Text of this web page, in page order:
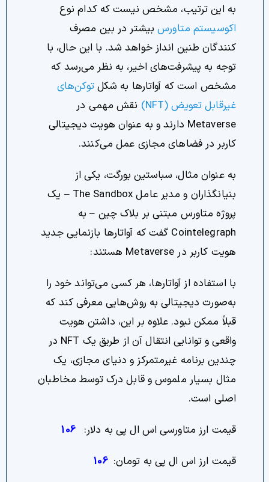
به این ترتیب، مشخص نیست که کدام نوع
اکوسیستم متاورسبیشتر در بین مصرف
کنندگان طنین انداز خواهد شد. با این حال، با
توجه به پیشرفت‌های اخیر، به نظر می‌رسد که
مشخص است که آواتارها به شکلتوکن‌های
غیرقابل تعویض (NFT)
نقش مهمی در
Metaverse دارند و به عنوان هویت دیجیتالی
کاربر در فضاهای مجازی عمل می‌کنند.
به عنوان مثال، سباستین بورگت، یکی از
بنیانگذاران و مدیر عامل The Sandbox – یک
پروژه متاورس مبتنی بر بلاک چین – به
Cointelegraph گفت که آواتارها بازنمایی جدید
هویت کاربر در Metaverse هستند:
با استفاده از آواتارها، هر کسی می‌تواند خود را
به‌صورت دیجیتالی به روش‌هایی معرفی کند که
قبلاً ممکن نبود. علاوه بر این، داشتن هویت
واقعی و توانایی انتقال آن از طریق یک NFT در
چندین برنامه غیرمتمرکز و دنیای مجازی، یک
مثال بسیار ملموس و قابل درک توسط مخاطبان
اصلی است.
قیمت ارز متاورسی اس ال پی به دلار: 106
قیمت ارز اس ال پی به تومان: 106